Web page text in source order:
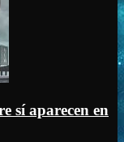
sí aparecen en